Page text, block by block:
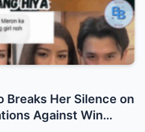
Breaks Her Silence on
Against Win